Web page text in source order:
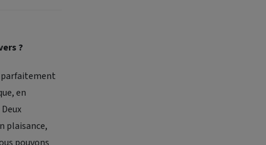
?
parfaitement
en
plaisance,